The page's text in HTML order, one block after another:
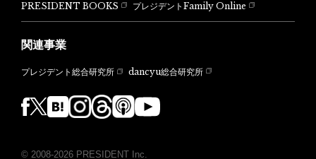
PRESIDENT BOOKS
プレジデントFamily Online
関連事業
プレジデント総合研究所 dancyu総合研究所
© 2008-2026 PRESIDENT Inc.